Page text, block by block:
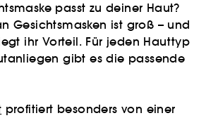
passt zu deiner Haut?
Gesichtsmasken ist groß – und
ihr Vorteil. Für jeden Hauttyp
gibt es die passende
profitiert besonders von einer